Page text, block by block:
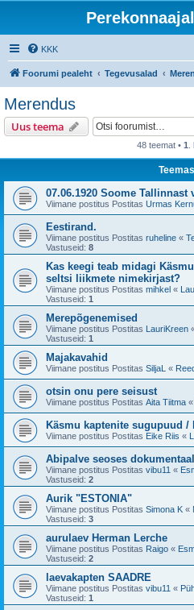
KKK
Foorumi pealeht Tegevusalad
Merendus
Uus teema
48 teemat • 1
07.06.1920 Soome Tallinnast
Viimane postitus Postitas Urmas
Eestirand.
Viimane postitus Postitas ruheline «
Vastuseid: 8
Kas keegi teab midagi
seltsi liikmete nimekirjast?
Viimane postitus Postitas mihkel «
Vastuseid: 1
Merepõgenemised
Viimane postitus Postitas LauriKreen
Vastuseid: 1
Majakavahid
Viimane postitus Postitas SiljaL «
otsin onu pere seisust
Viimane postitus Postitas Aita Tiitma «
Käsmu kaptenite sugupuud
Viimane postitus Postitas Eike Riis «
Abipalve seoses
Viimane postitus Postitas vibu11 «
Vastuseid: 2
Aurik "ESTONIA"
Viimane postitus Postitas Simona K «
Vastuseid: 3
aurulaev Herman Lerche
Viimane postitus Postitas Raigo «
Vastuseid: 2
laevakapten SAADRE
Viimane postitus Postitas vibu11 «
Vastuseid: 1